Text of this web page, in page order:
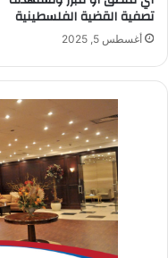
تصفية القضية الفلسطينية
أغسطس 5, 2025